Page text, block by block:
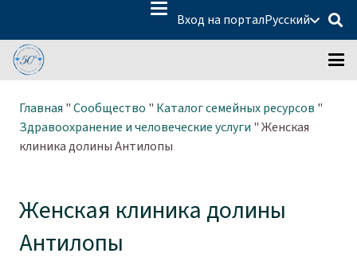
Вход на порталРусский
Главная "Сообщество " Каталог семейных ресурсов "
Здравоохранение и человеческие услуги "Женская
клиника долины Антилопы
Женская клиника долины
Антилопы